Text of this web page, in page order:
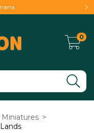
0
Miniatures >